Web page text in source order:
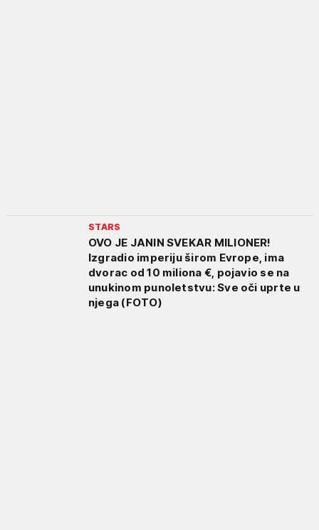
STARS
OVO JE JANIN SVEKAR MILIONER!
Izgradio imperiju širom Evrope, ima
dvorac od 10 miliona €, pojavio se na
unukinom punoletstvu: Sve oči uprte u
njega (FOTO)